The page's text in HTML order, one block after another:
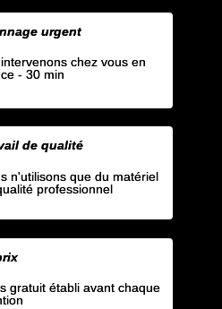
urgent
chez vous en
- 30 min
de qualité
n'utilisons que du matériel
professionnel
gratuit établi avant chaque